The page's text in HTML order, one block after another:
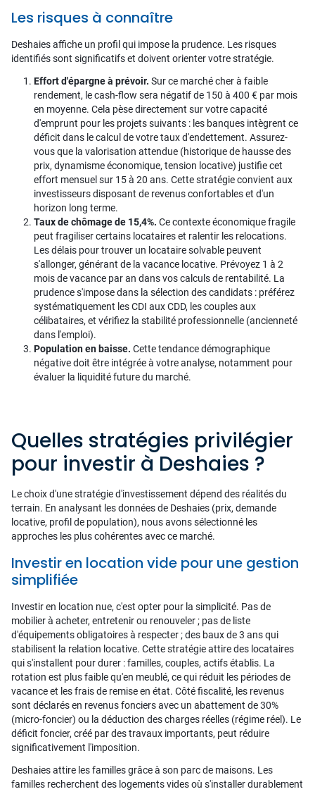
Les risques à connaître
Deshaies affiche un profil qui impose la prudence. Les risques
identifiés sont significatifs et doivent orienter votre stratégie.
Effort d'épargne à prévoir. Sur ce marché cher à faible
rendement, le cash-flow sera négatif de 150 à 400 € par mois
en moyenne. Cela pèse directement sur votre capacité
d'emprunt pour les projets suivants : les banques intègrent ce
déficit dans le calcul de votre taux d'endettement. Assurez-
vous que la valorisation attendue (historique de hausse des
prix, dynamisme économique, tension locative) justifie cet
effort mensuel sur 15 à 20 ans. Cette stratégie convient aux
investisseurs disposant de revenus confortables et d'un
horizon long terme.
Taux de chômage de 15,4%. Ce contexte économique fragile
peut fragiliser certains locataires et ralentir les relocations.
Les délais pour trouver un locataire solvable peuvent
s'allonger, générant de la vacance locative. Prévoyez 1 à 2
mois de vacance par an dans vos calculs de rentabilité. La
prudence s'impose dans la sélection des candidats : préférez
systématiquement les CDI aux CDD, les couples aux
célibataires, et vérifiez la stabilité professionnelle (ancienneté
dans l'emploi).
Population en baisse. Cette tendance démographique
négative doit être intégrée à votre analyse, notamment pour
évaluer la liquidité future du marché.
Quelles stratégies privilégier
pour investir à Deshaies ?
Le choix d'une stratégie d'investissement dépend des réalités du
terrain. En analysant les données de Deshaies (prix, demande
locative, profil de population), nous avons sélectionné les
approches les plus cohérentes avec ce marché.
Investir en location vide pour une gestion
simplifiée
Investir en location nue, c'est opter pour la simplicité. Pas de
mobilier à acheter, entretenir ou renouveler ; pas de liste
d'équipements obligatoires à respecter ; des baux de 3 ans qui
stabilisent la relation locative. Cette stratégie attire des locataires
qui s'installent pour durer : familles, couples, actifs établis. La
rotation est plus faible qu'en meublé, ce qui réduit les périodes de
vacance et les frais de remise en état. Côté fiscalité, les revenus
sont déclarés en revenus fonciers avec un abattement de 30%
(micro-foncier) ou la déduction des charges réelles (régime réel). Le
déficit foncier, créé par des travaux importants, peut réduire
significativement l'imposition.
Deshaies attire les familles grâce à son parc de maisons. Les
familles recherchent des logements vides où s'installer durablement